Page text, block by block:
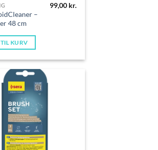
–
48 cm
99,00 kr.
KURV